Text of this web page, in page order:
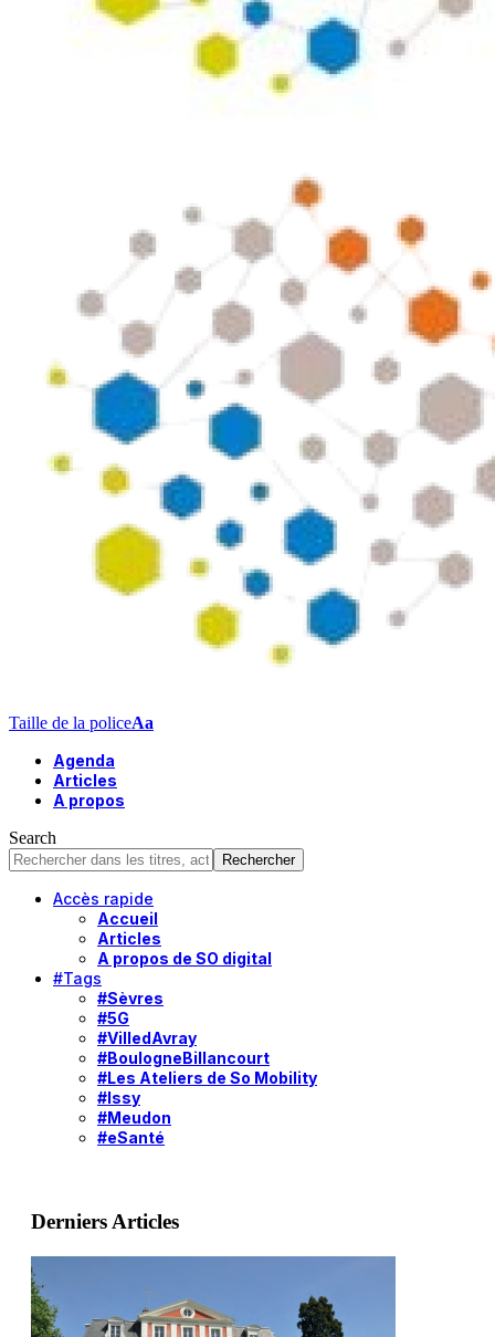
Taille de la policeAa
Agenda
Articles
A propos
Search
Accès rapide
Accueil
Articles
A propos de SO digital
#Tags
#Sèvres
#5G
#VilledAvray
#BoulogneBillancourt
#Les Ateliers de So Mobility
#Issy
#Meudon
#eSanté
Derniers Articles